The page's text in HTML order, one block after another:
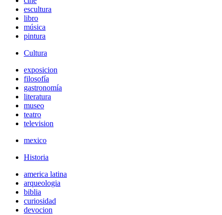
escultura
libro
música
pintura
Cultura
exposicion
filosofía
gastronomía
literatura
museo
teatro
television
mexico
Historia
america latina
arqueologia
biblia
curiosidad
devocion